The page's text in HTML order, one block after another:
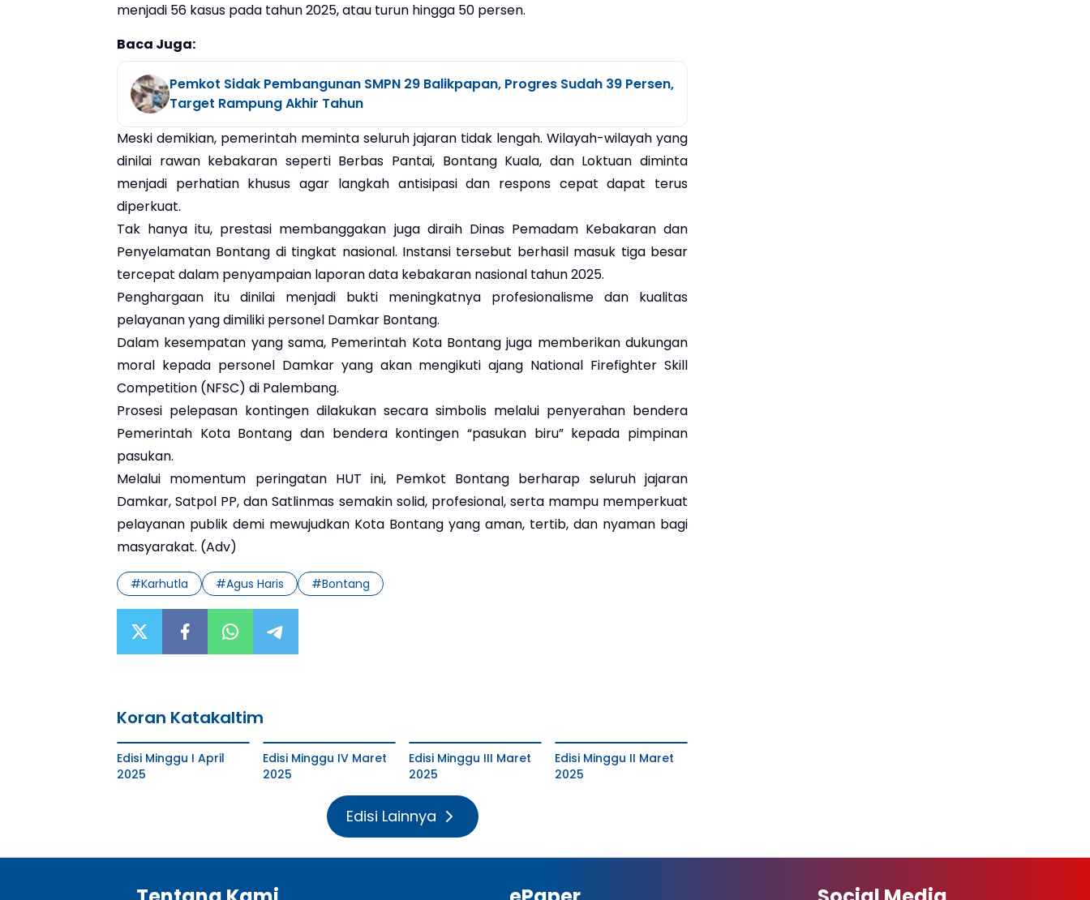
menjadi 56 kasus pada tahun 2025, atau turun hingga 50 persen.
Baca Juga:
Pemkot Sidak Pembangunan SMPN 29 Balikpapan, Progres Sudah 39 Persen,
Target Rampung Akhir Tahun
Meski demikian, pemerintah meminta seluruh jajaran tidak lengah. Wilayah-wilayah yang
dinilai rawan kebakaran seperti Berbas Pantai, Bontang Kuala, dan Loktuan diminta
menjadi perhatian khusus agar langkah antisipasi dan respons cepat dapat terus
diperkuat.
Tak hanya itu, prestasi membanggakan juga diraih Dinas Pemadam Kebakaran dan
Penyelamatan Bontang di tingkat nasional. Instansi tersebut berhasil masuk tiga besar
tercepat dalam penyampaian laporan data kebakaran nasional tahun 2025.
Penghargaan itu dinilai menjadi bukti meningkatnya profesionalisme dan kualitas
pelayanan yang dimiliki personel Damkar Bontang.
Dalam kesempatan yang sama, Pemerintah Kota Bontang juga memberikan dukungan
moral kepada personel Damkar yang akan mengikuti ajang National Firefighter Skill
Competition (NFSC) di Palembang.
Prosesi pelepasan kontingen dilakukan secara simbolis melalui penyerahan bendera
Pemerintah Kota Bontang dan bendera kontingen “pasukan biru” kepada pimpinan
pasukan.
Melalui momentum peringatan HUT ini, Pemkot Bontang berharap seluruh jajaran
Damkar, Satpol PP, dan Satlinmas semakin solid, profesional, serta mampu memperkuat
pelayanan publik demi mewujudkan Kota Bontang yang aman, tertib, dan nyaman bagi
masyarakat. (Adv)
#Karhutla #Agus Haris #Bontang
Koran Katakaltim
Edisi Minggu I April
2025
Edisi Minggu IV Maret
2025
Edisi Minggu III Maret
2025
Edisi Minggu II Maret
2025
Edisi Lainnya